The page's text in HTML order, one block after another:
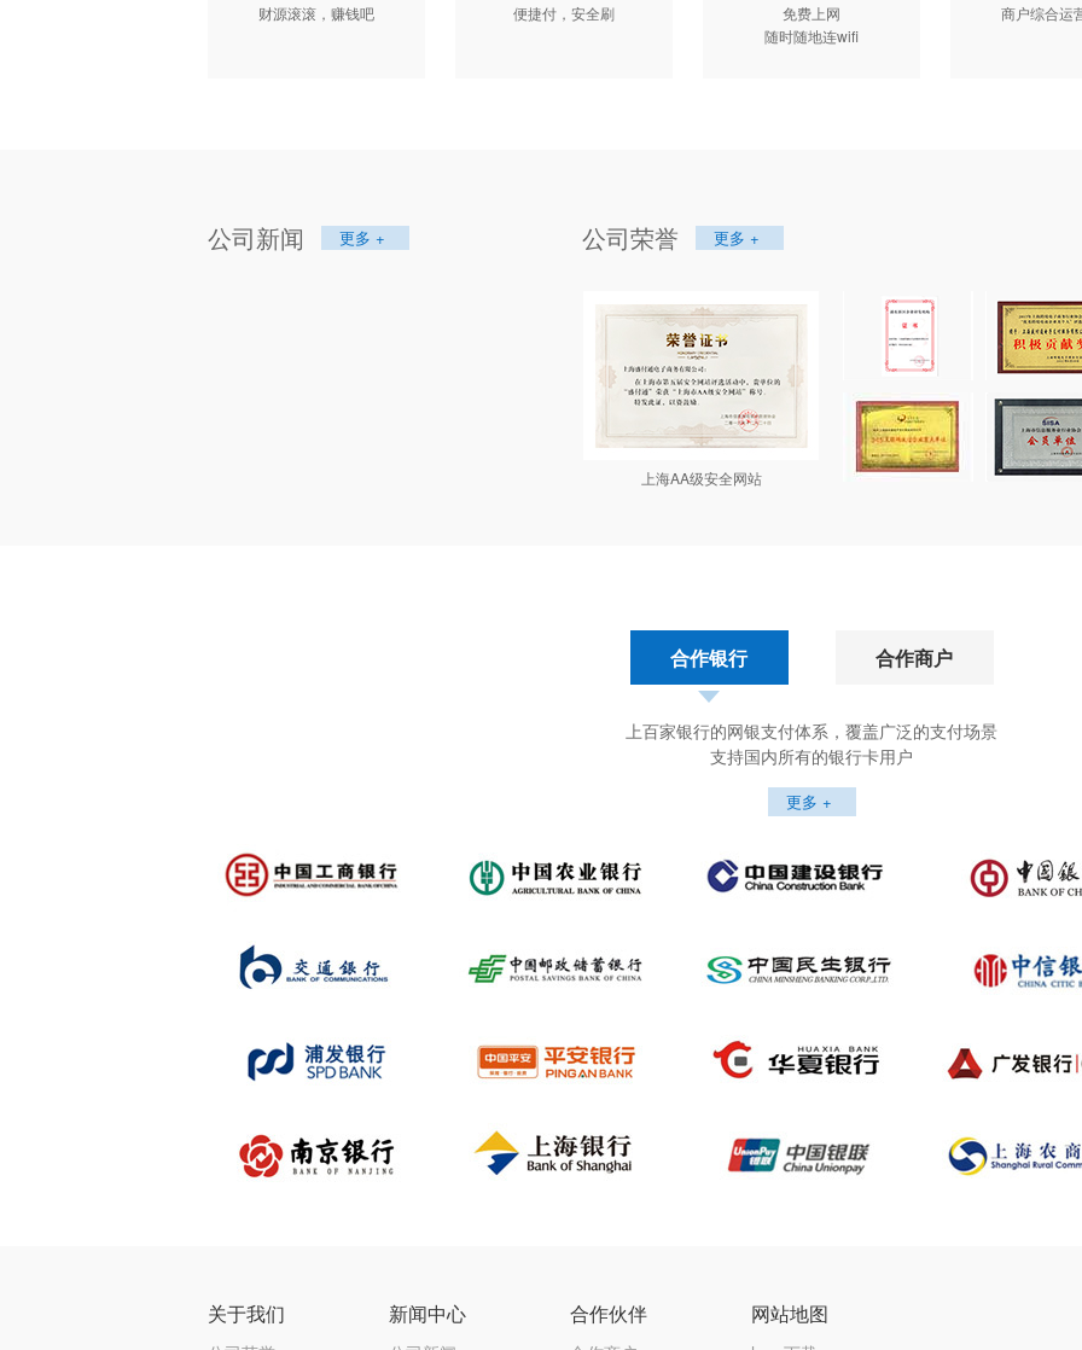
财源滚滚，赚钱吧 便捷付，安全刷
免费上网
随时随地连wifi
商户综合运
公司新闻 更多 + 公司荣誉 更多 +
上海AA级安全网站
合作银行 合作商户
上百家银行的网银支付体系，覆盖广泛的支付场景
支持国内所有的银行卡用户
更多 +
关于我们 新闻中心 合作伙伴 网站地图